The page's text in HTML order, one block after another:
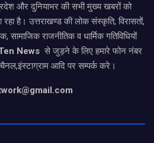
और दुनियाभर की सभी मुख्य खबरों को
है। उत्तराखण्ड की लोक संस्कृति, विरासतों,
राजनीतिक व धार्मिक गतिविधियों
News से जुड़ने के लिए हमारे फोन नंबर
आदि पर सम्पर्क करे।